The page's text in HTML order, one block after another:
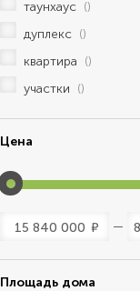
таунхаус ()
дуплекс ()
квартира ()
участки ()
Цена
Р
Площадь дома